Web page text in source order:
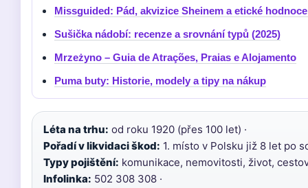
Missguided: Pád, akvizice Sheinem a etické
Sušička nádobí: recenze a srovnání typů (2025)
Mrzeżyno – Guia de Atrações, Praias e Alojamento
Puma buty: Historie, modely a tipy na nákup
Léta na trhu: od roku 1920 (přes 100 let) ·
Pořadí v likvidaci škod: 1. místo v Polsku již 8 let po
Typy pojištění: komunikace, nemovitosti, život,
Infolinka: 502 308 308 ·